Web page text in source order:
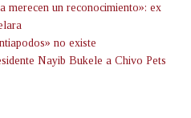
merecen un reconocimiento»: ex
no existe
Nayib Bukele a Chivo Pets